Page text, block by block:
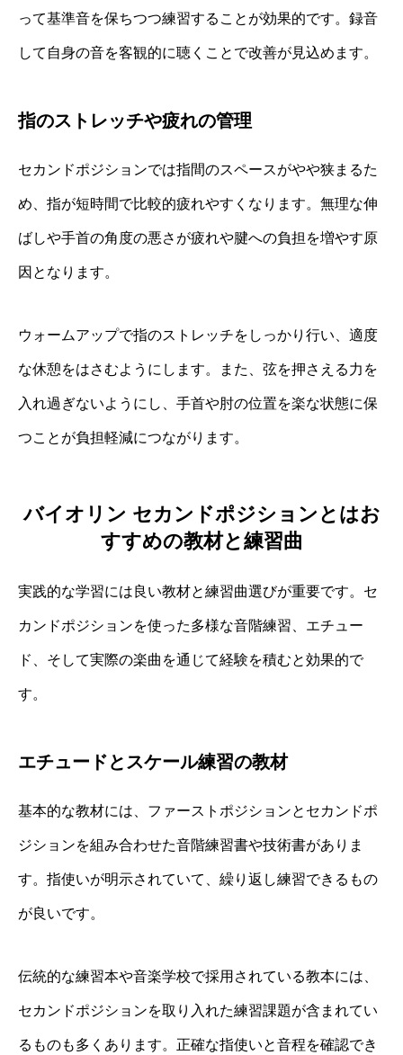
って基準音を保ちつつ練習することが効果的です。録音
して自身の音を客観的に聴くことで改善が見込めます。
指のストレッチや疲れの管理
セカンドポジションでは指間のスペースがやや狭まるた
め、指が短時間で比較的疲れやすくなります。無理な伸
ばしや手首の角度の悪さが疲れや腱への負担を増やす原
因となります。
ウォームアップで指のストレッチをしっかり行い、適度
な休憩をはさむようにします。また、弦を押さえる力を
入れ過ぎないようにし、手首や肘の位置を楽な状態に保
つことが負担軽減につながります。
バイオリン セカンドポジションとはお
すすめの教材と練習曲
実践的な学習には良い教材と練習曲選びが重要です。セ
カンドポジションを使った多様な音階練習、エチュー
ド、そして実際の楽曲を通じて経験を積むと効果的で
す。
エチュードとスケール練習の教材
基本的な教材には、ファーストポジションとセカンドポ
ジションを組み合わせた音階練習書や技術書がありま
す。指使いが明示されていて、繰り返し練習できるもの
が良いです。
伝統的な練習本や音楽学校で採用されている教本には、
セカンドポジションを取り入れた練習課題が含まれてい
るものも多くあります。正確な指使いと音程を確認でき